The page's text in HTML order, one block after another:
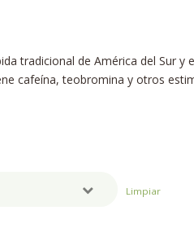
tradicional de América del Sur y
cafeína, teobromina y otros
Limpiar